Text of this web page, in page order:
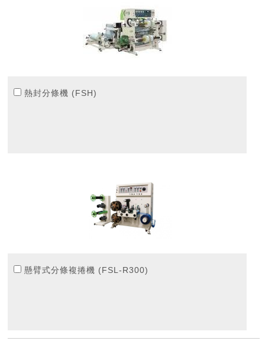
熱封分條機 (FSH)
懸臂式分條複捲機 (FSL-R300)